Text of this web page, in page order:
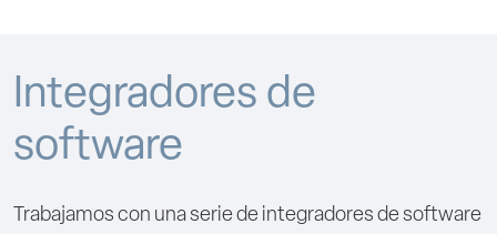
Integradores de
software
Trabajamos con una serie de integradores de software